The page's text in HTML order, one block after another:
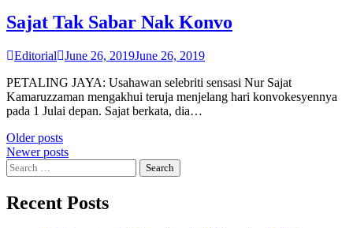
Sajat Tak Sabar Nak Konvo
Editorial June 26, 2019June 26, 2019
PETALING JAYA: Usahawan selebriti sensasi Nur Sajat
Kamaruzzaman mengakhui teruja menjelang hari konvokesyennya
pada 1 Julai depan. Sajat berkata, dia…
Posts
navigation
Older posts
Newer posts
Search
for:
Recent Posts